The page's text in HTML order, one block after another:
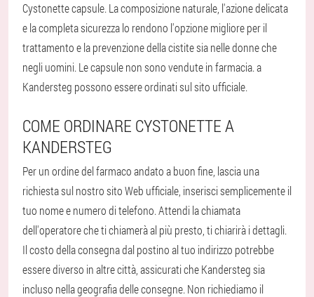
Cystonette capsule. La composizione naturale, l'azione delicata
e la completa sicurezza lo rendono l'opzione migliore per il
trattamento e la prevenzione della cistite sia nelle donne che
negli uomini. Le capsule non sono vendute in farmacia. a
Kandersteg possono essere ordinati sul sito ufficiale.
COME ORDINARE CYSTONETTE A
KANDERSTEG
Per un ordine del farmaco andato a buon fine, lascia una
richiesta sul nostro sito Web ufficiale, inserisci semplicemente il
tuo nome e numero di telefono. Attendi la chiamata
dell'operatore che ti chiamerà al più presto, ti chiarirà i dettagli.
Il costo della consegna dal postino al tuo indirizzo potrebbe
essere diverso in altre città, assicurati che Kandersteg sia
incluso nella geografia delle consegne. Non richiediamo il